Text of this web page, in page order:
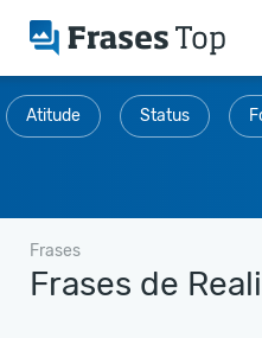
Atitude Status
Frases
Frases de